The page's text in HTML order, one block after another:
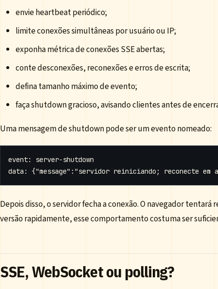
envie heartbeat periódico;
limite conexões simultâneas por usuário ou IP;
exponha métrica de conexões SSE abertas;
conte desconexões, reconexões e erros de escrita;
defina tamanho máximo de evento;
faça shutdown gracioso, avisando clientes antes de
Uma mensagem de shutdown pode ser um evento nomeado:
Depois disso, o servidor fecha a conexão. O navegador
versão rapidamente, esse comportamento costuma ser
SSE, WebSocket ou polling?